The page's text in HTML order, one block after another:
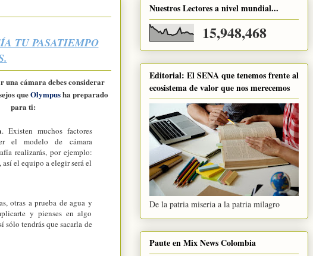
TU PASATIEMPO
.
una cámara debes considerar
queOlympusha preparado
para ti:
. Existen muchos factores
el modelo de cámara
realizarás, por ejemplo:
el equipo a elegir será el
otras a prueba de agua y
y pienses en algo
sólo tendrás que sacarla de
Nuestros Lectores a nivel mundial...
15,948,468
Editorial: El SENA que tenemos frente al
ecosistema de valor que nos merecemos
De la patria miseria a la patria milagro
Paute en Mix News Colombia